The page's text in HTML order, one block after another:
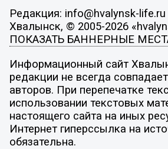
Редакция: info@hvalynsk-life.ru
Хвалынск, © 2005-2026
ПОКАЗАТЬ БАННЕРНЫЕ
Информационный сайт
редакции не всегда
авторов. При перепечатке
использовании текстовых
настоящего сайта на иных
Интернет гиперссылка на
обязательна.